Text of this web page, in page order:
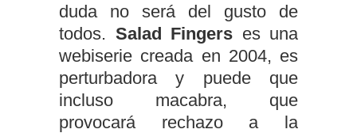
duda no será del gusto de
todos. Salad Fingers es una
webiserie creada en 2004, es
perturbadora y puede que
incluso macabra, que
provocará rechazo a la